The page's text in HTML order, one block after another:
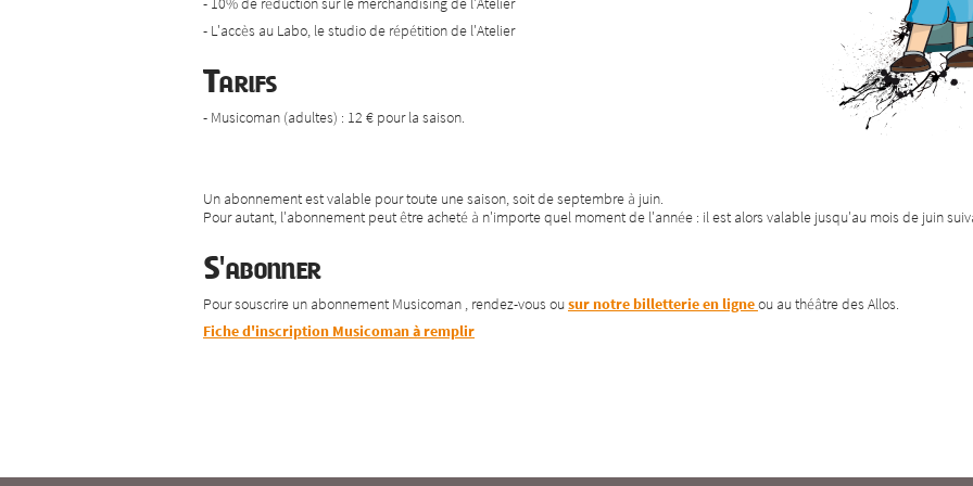
- L'accès au Labo, le studio de répétition de l'Atelier
Tarifs
- Musicoman (adultes) : 12 € pour la saison.
Un abonnement est valable pour toute une saison, soit de septembre à juin.
Pour autant, l'abonnement peut être acheté à n'importe quel moment de l'année : il est alors valable jusqu'au mois de juin
S'abonner
Pour souscrire un abonnement Musicoman , rendez-vous ousur notre billetterie en ligneou au théâtre des Allos.
Fiche d'inscription Musicoman à remplir